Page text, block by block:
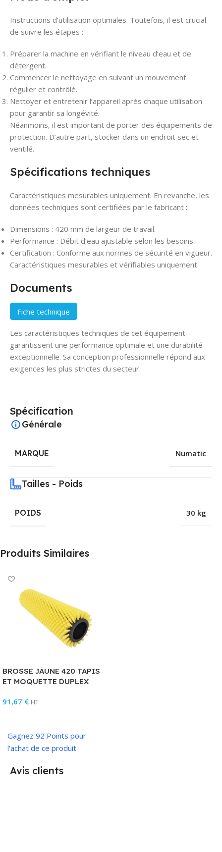
Instructions d’utilisation optimales. Toutefois, il est crucial
de suivre les étapes :
Préparer la machine en vérifiant le niveau d’eau et de
détergent.
Commencer le nettoyage en suivant un mouvement
régulier et contrôlé.
Nettoyer et entretenir l’appareil après chaque utilisation
pour garantir sa longévité.
Néanmoins, il est important de porter des équipements de
protection. D’autre part, stocker dans un endroit sec et
ventilé.
Spécifications techniques
Caractéristiques mesurables uniquement. En revanche, les
données techniques sont certifiées par le fabricant :
Dimensions : 420 mm de largeur de travail.
Performance : Débit d’eau ajustable selon les besoins.
Certification : Conforme aux normes de sécurité en vigueur.
Caractéristiques mesurables et vérifiables uniquement.
Documents
Fiche technique
Les caractéristiques techniques de cet équipement
garantissent une performance optimale et une durabilité
exceptionnelle. Sa conception professionnelle répond aux
exigences les plus strictes du secteur.
Spécification
Générale
MARQUE Numatic
Tailles - Poids
POIDS 30 kg
Produits Similaires
BROSSE JAUNE 420 TAPIS
ET MOQUETTE DUPLEX
91,67 € HT
Gagnez 92 Points pour
l'achat de ce produit
Avis clients